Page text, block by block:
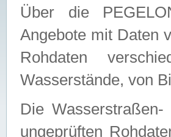
Über die
Angebote mit Daten
Rohdaten
Wasserstände, von
Die
ungeprüften